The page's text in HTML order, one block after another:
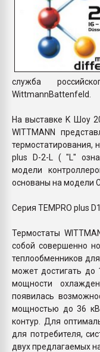
служба
WittmannBattenfeld.
На выставке K Шоу
WITTMANN
термостатирования,
plus D-2-L ( "L"
модели
основаны на модели
Серия TEMPRO plus
Термостаты
собой совершенно
теплообменников
может достигать до
мощности
появилась
мощностью до 36
контур. Для
для потребителя,
двух предлагаемых